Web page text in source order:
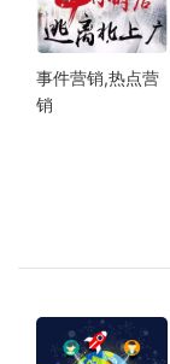
事件营销,热点营
销